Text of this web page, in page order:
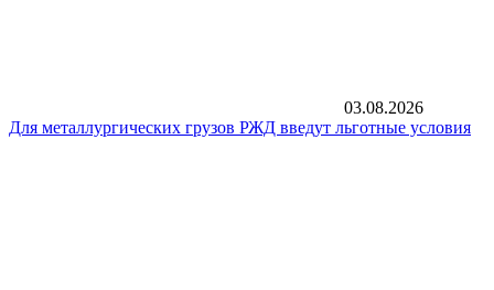
03.08.2026
Для металлургических грузов РЖД введут льготные условия